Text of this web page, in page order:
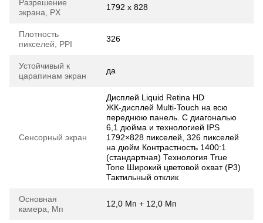
Разрешение
экрана, PX
1792 x 828
Плотность
пикселей, PPI
326
Устойчивый к
царапинам экран
да
Сенсорный экран
Дисплей Liquid Retina HD
ЖК‑дисплей Multi-Touch на всю
переднюю панель. С диагональю
6,1 дюйма и технологией IPS
1792×828 пикселей, 326 пикселей
на дюйм Контрастность 1400:1
(стандартная) Технология True
Tone Широкий цветовой охват (P3)
Тактильный отклик
Основная
камера, Мп
12,0 Мп + 12,0 Мп